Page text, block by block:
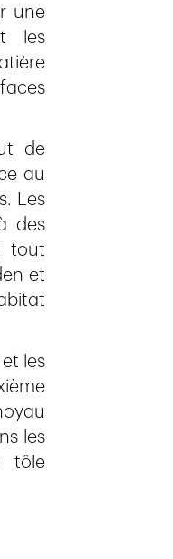
une
les
de
au
Les
des
tout
et
les
les
tôle